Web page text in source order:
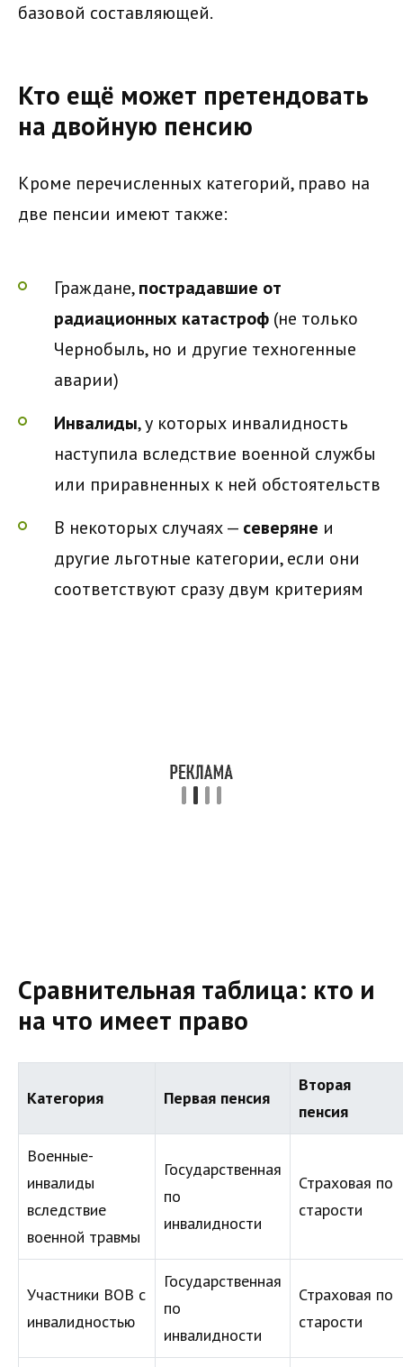
базовой составляющей.
Кто ещё может претендовать
на двойную пенсию
Кроме перечисленных категорий, право на
две пенсии имеют также:
Граждане,пострадавшие от
радиационных катастроф (не только
Чернобыль, но и другие техногенные
аварии)
Инвалиды, у которых инвалидность
наступила вследствие военной службы
или приравненных к ней обстоятельств
В некоторых случаях — северяне и
другие льготные категории, если они
соответствуют сразу двум критериям
Сравнительная таблица: кто и
на что имеет право
Категория Первая пенсия
Вторая
пенсия
Военные-
инвалиды
вследствие
военной травмы
Государственная
по
инвалидности
Страховая по
старости
Участники ВОВ с
инвалидностью
Государственная
по
инвалидности
Страховая по
старости